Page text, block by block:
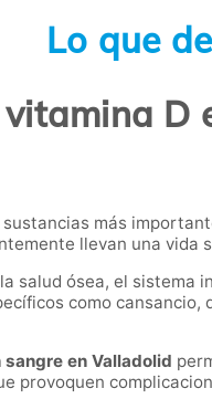
Lo que
D
más
llevan una vida
salud ósea, el sistema
como
en Valladolid
provoquen